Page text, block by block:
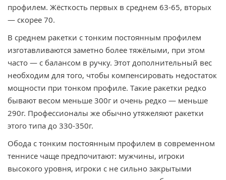
профилем. Жёсткость первых в среднем 63-65, вторых
— скорее 70.
В среднем ракетки с тонким постоянным профилем
изготавливаются заметно более тяжёлыми, при этом
часто — с балансом в ручку. Этот дополнительный вес
необходим для того, чтобы компенсировать недостаток
мощности при тонком профиле. Такие ракетки редко
бывают весом меньше 300г и очень редко — меньше
290г. Профессионалы же обычно утяжеляют ракетки
этого типа до 330-350г.
Обода с тонким постоянным профилем в современном
теннисе чаще предпочитают: мужчины, игроки
высокого уровня, игроки с не сильно закрытыми